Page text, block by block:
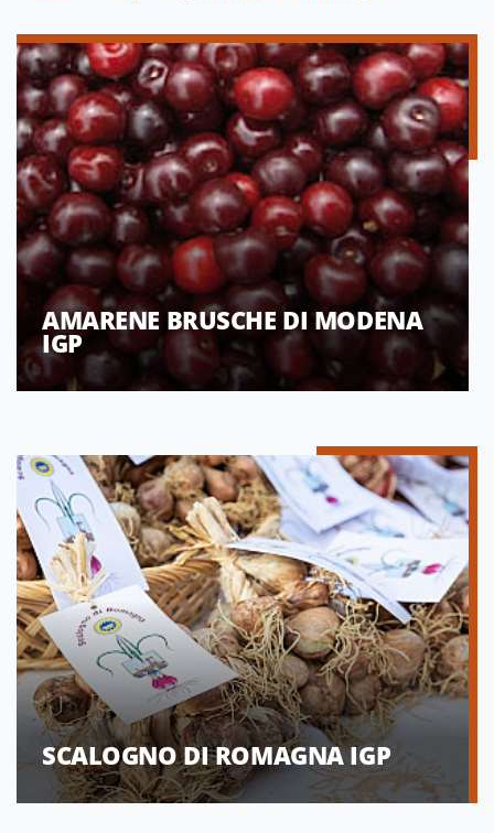
AMARENE BRUSCHE DI MODENA
IGP
SCALOGNO DI ROMAGNA IGP